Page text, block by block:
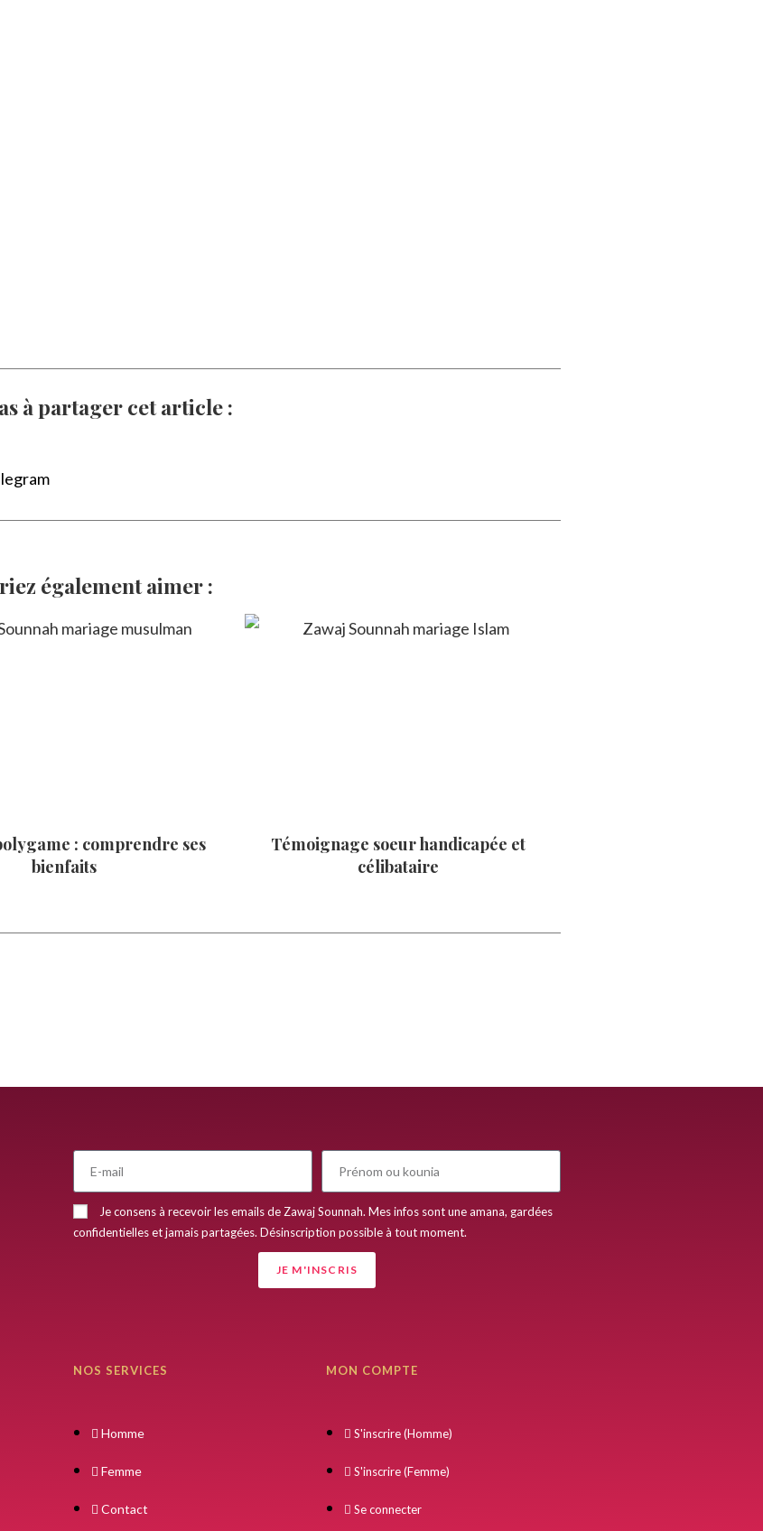
à partager cet article :
également aimer :
: comprendre ses
bienfaits
Témoignage soeur handicapée et
célibataire
Je consens à recevoir les emails de Zawaj Sounnah. Mes infos sont une amana, gardées
confidentielles et jamais partagées. Désinscription possible à tout moment.
JE M'INSCRIS
NOS SERVICES
Homme
Femme
Contact
MON COMPTE
S'inscrire (Homme)
S'inscrire (Femme)
Se connecter